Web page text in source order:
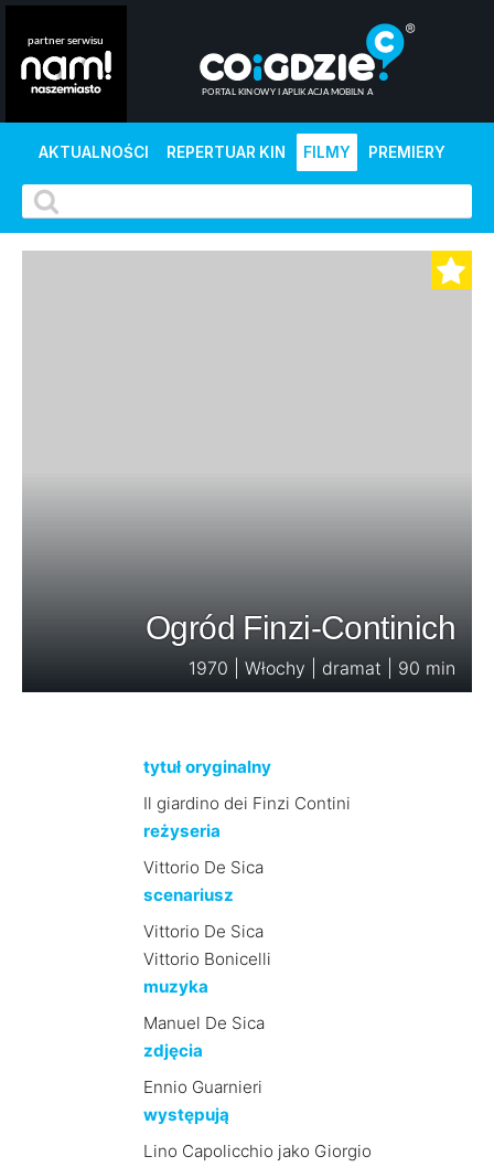
AKTUALNOŚCI REPERTUAR KIN FILMY PREMIERY
Ogród Finzi-Continich
1970 | Włochy | dramat | 90 min
tytuł oryginalny
Il giardino dei Finzi Contini
reżyseria
Vittorio De Sica
scenariusz
Vittorio De Sica
Vittorio Bonicelli
muzyka
Manuel De Sica
zdjęcia
Ennio Guarnieri
występują
Lino Capolicchio jako Giorgio